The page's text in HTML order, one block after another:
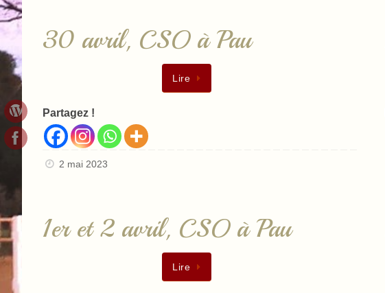
30 avril, CSO à Pau
Lire
Partagez !
2 mai 2023
1er et 2 avril, CSO à Pau
Lire